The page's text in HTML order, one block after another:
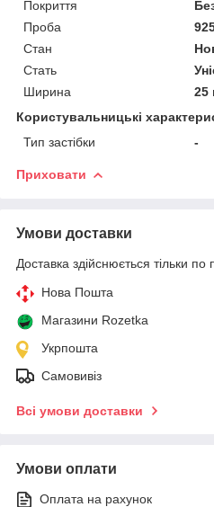
Покриття
Проба
Стан
Стать
Ширина
25
Користувальницькі
Тип застібки
-
Приховати
Умови доставки
Доставка здійснюється тільки по
Нова Пошта
Магазини Rozetka
Укрпошта
Самовивіз
Всі умови доставки
Умови оплати
Оплата на рахунок